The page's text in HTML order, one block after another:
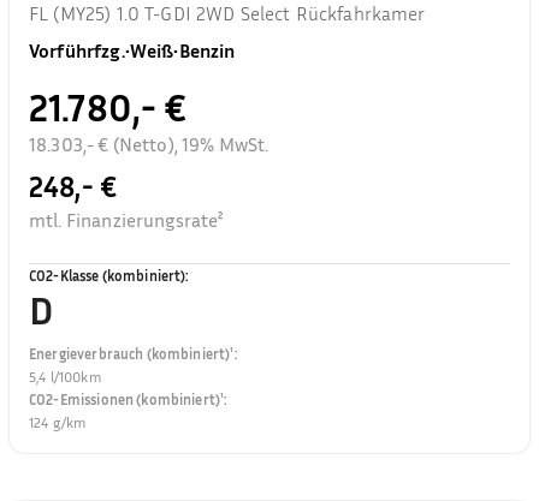
FL (MY25) 1.0 T-GDI 2WD Select Rückfahrkamer
Vorführfzg.•Weiß•Benzin
21.780,- €
18.303,- € (Netto), 19% MwSt.
248,- €
mtl. Finanzierungsrate²
CO2-Klasse (kombiniert):
D
Energieverbrauch (kombiniert)¹:
5,4 l/100km
CO2-Emissionen (kombiniert)¹:
124 g/km